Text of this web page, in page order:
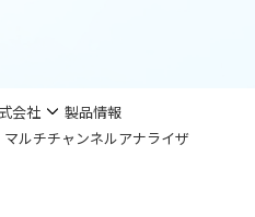
会社
製品情報
マルチチャンネルアナライザ